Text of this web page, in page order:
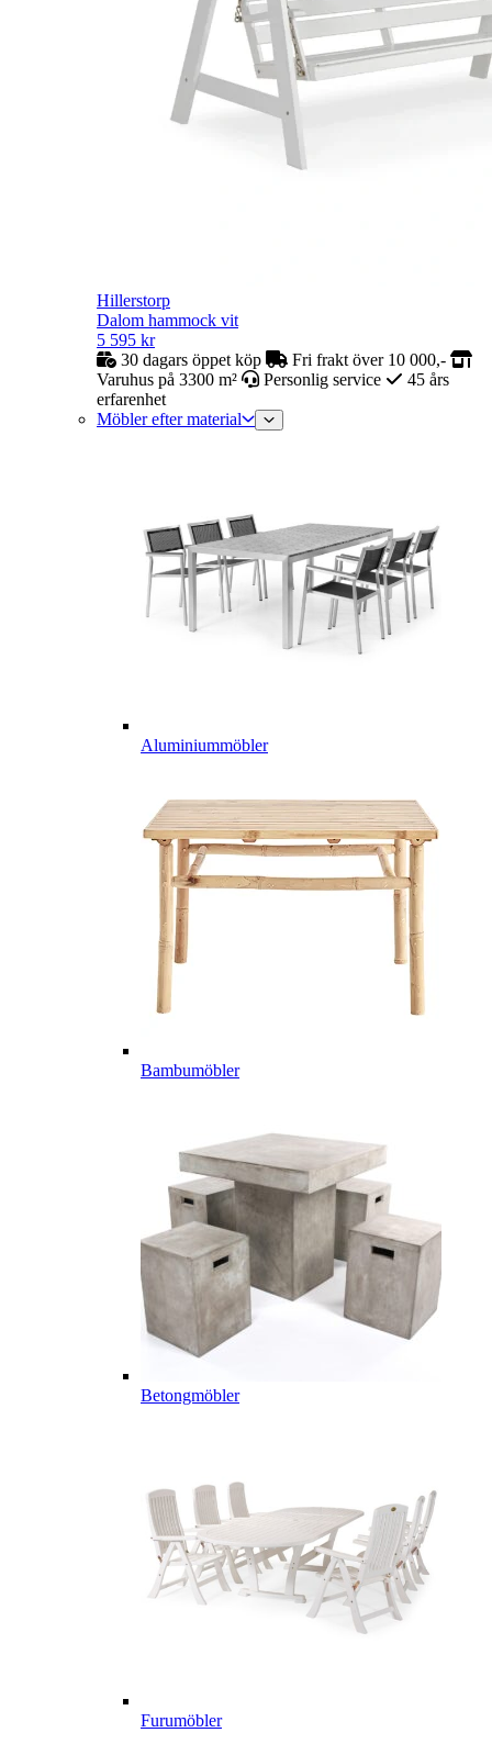
Hillerstorp
Dalom hammock vit
5 595 kr
30 dagars öppet köp
Fri frakt över 10 000,-
Varuhus på 3300 m²
Personlig service
45 års
erfarenhet
Möbler efter material
Aluminiummöbler
Bambumöbler
Betongmöbler
Furumöbler